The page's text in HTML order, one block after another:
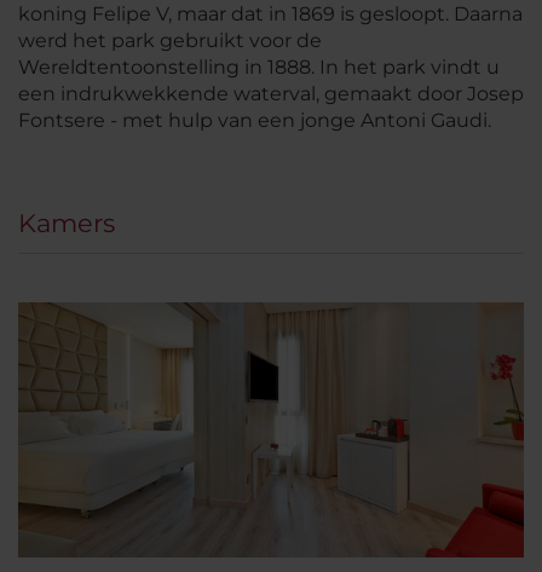
koning Felipe V, maar dat in 1869 is gesloopt. Daarna
werd het park gebruikt voor de
Wereldtentoonstelling in 1888. In het park vindt u
een indrukwekkende waterval, gemaakt door Josep
Fontsere - met hulp van een jonge Antoni Gaudi.
Kamers